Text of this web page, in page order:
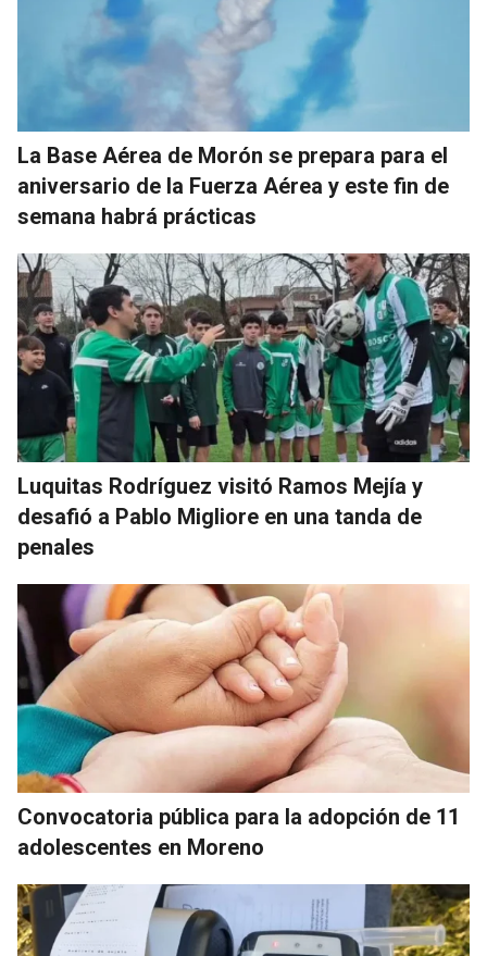
La Base Aérea de Morón se prepara para el
aniversario de la Fuerza Aérea y este fin de
semana habrá prácticas
Luquitas Rodríguez visitó Ramos Mejía y
desafió a Pablo Migliore en una tanda de
penales
Convocatoria pública para la adopción de 11
adolescentes en Moreno